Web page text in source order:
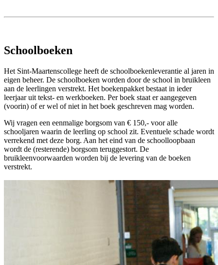
Schoolboeken
Het Sint-Maartenscollege heeft de schoolboekenleverantie al jaren in
eigen beheer. De schoolboeken worden door de school in bruikleen
aan de leerlingen verstrekt. Het boekenpakket bestaat in ieder
leerjaar uit tekst- en werkboeken. Per boek staat er aangegeven
(voorin) of er wel of niet in het boek geschreven mag worden.
Wij vragen een eenmalige borgsom van € 150,- voor alle
schooljaren waarin de leerling op school zit. Eventuele schade wordt
verrekend met deze borg. Aan het eind van de schoolloopbaan
wordt de (resterende) borgsom teruggestort. De
bruikleenvoorwaarden worden bij de levering van de boeken
verstrekt.